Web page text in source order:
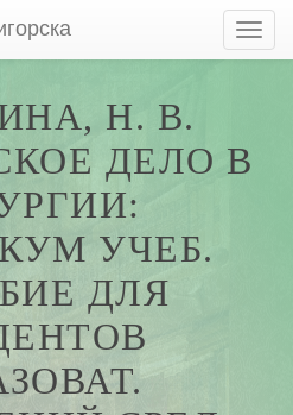
Н. В.
ДЕЛО В
УЧЕБ.
ДЛЯ